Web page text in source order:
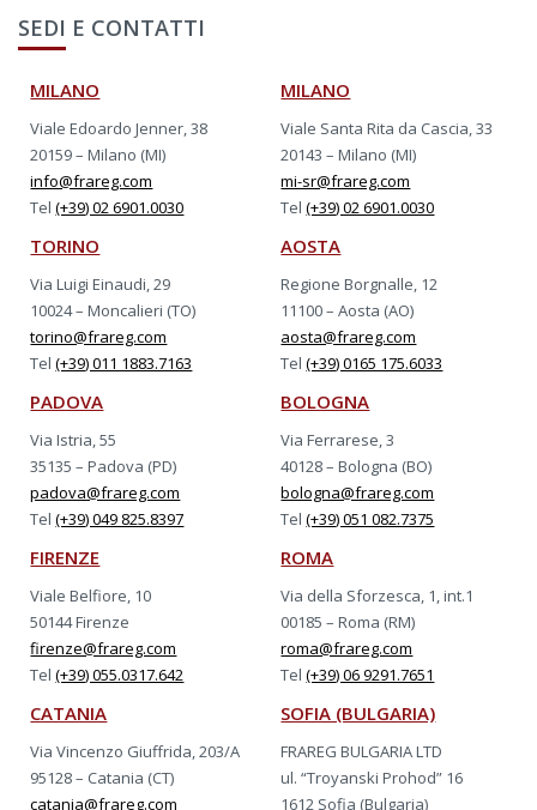
SEDI E CONTATTI
MILANO
Viale Edoardo Jenner, 38
20159 – Milano (MI)
info@frareg.com
Tel(+39) 02 6901.0030
MILANO
Viale Santa Rita da Cascia, 33
20143 – Milano (MI)
mi-sr@frareg.com
Tel(+39) 02 6901.0030
TORINO
Via Luigi Einaudi, 29
10024 – Moncalieri (TO)
torino@frareg.com
Tel(+39) 011 1883.7163
AOSTA
Regione Borgnalle, 12
11100 – Aosta (AO)
aosta@frareg.com
Tel(+39) 0165 175.6033
PADOVA
Via Istria, 55
35135 – Padova (PD)
padova@frareg.com
Tel(+39) 049 825.8397
BOLOGNA
Via Ferrarese, 3
40128 – Bologna (BO)
bologna@frareg.com
Tel(+39) 051 082.7375
FIRENZE
Viale Belfiore, 10
50144 Firenze
firenze@frareg.com
Tel(+39) 055.0317.642
ROMA
Via della Sforzesca, 1, int.1
00185 – Roma (RM)
roma@frareg.com
Tel(+39) 06 9291.7651
CATANIA
Via Vincenzo Giuffrida, 203/A
95128 – Catania (CT)
catania@frareg.com
SOFIA (BULGARIA)
FRAREG BULGARIA LTD
ul. “Troyanski Prohod” 16
1612 Sofia (Bulgaria)